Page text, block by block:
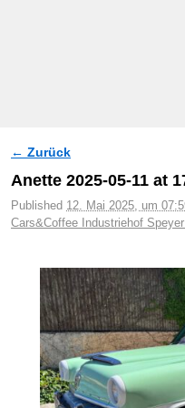
Bilder-Navigation
← Zurück
Anette 2025-05-11 at
Published 12. Mai 2025, um
Cars&Coffee Industriehof